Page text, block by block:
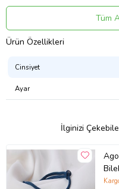
kcm13132255Tüm
Ürün Özellikleri
Cinsiyet
Ayar
İlginizi